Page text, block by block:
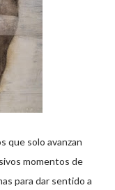
que solo avanzan
momentos de
para dar sentido a